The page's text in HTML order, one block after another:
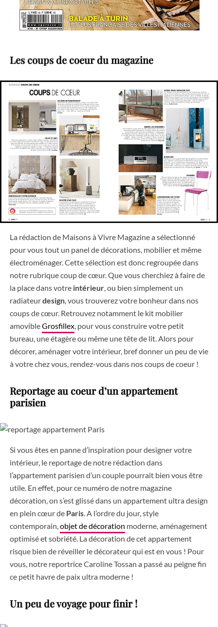
Les coups de coeur du magazine
La rédaction de Maisons à Vivre Magazine a sélectionné
pour vous tout un panel de décorations, mobilier et même
électroménager. Cette sélection est donc regroupée dans
notre rubrique coup de cœur. Que vous cherchiez à faire de
la place dans votre intérieur, ou bien simplement un
radiateurdesign, vous trouverez votre bonheur dans nos
coups de cœur. Retrouvez notamment le kit mobilier
amovibleGrosfillex, pour vous construire votre petit
bureau, une étagère ou même une tête de lit. Alors pour
décorer, aménager votre intérieur, bref donner un peu de vie
à votre chez vous, rendez-vous dans nos coups de coeur !
Reportage au coeur d’un appartement
parisien
Si vous êtes en panne d’inspiration pour designer votre
intérieur, le reportage de notre rédaction dans
l’appartement parisien d’un couple pourrait bien vous être
utile. En effet, pour ce numéro de notre magazine
décoration, on s’est glissé dans un appartement ultra design
en plein cœur de Paris. A l’ordre du jour, style
contemporain,objet de décoration moderne, aménagement
optimisé et sobriété. La décoration de cet appartement
risque bien de réveiller le décorateur qui est en vous ! Pour
vous, notre reportrice Caroline Tossan a passé au peigne fin
ce petit havre de paix ultra moderne !
Un peu de voyage pour finir !